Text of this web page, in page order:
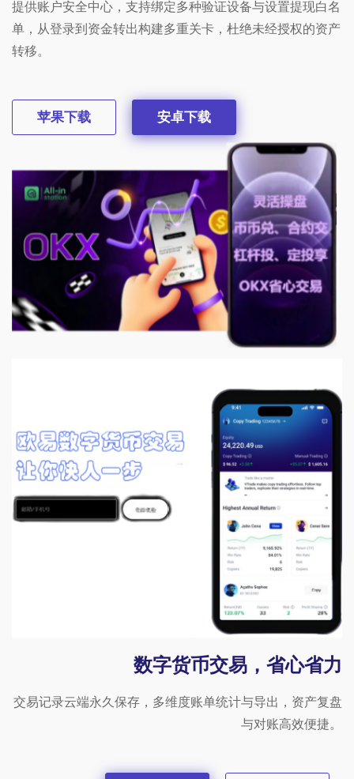
提供账户安全中心，支持绑定多种验证设备与设置提现白名
单，从登录到资金转出构建多重关卡，杜绝未经授权的资产
转移。
苹果下载 安卓下载
数字货币交易，省心省力
交易记录云端永久保存，多维度账单统计与导出，资产复盘
与对账高效便捷。